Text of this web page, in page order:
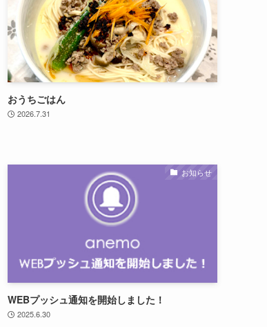
おうちごはん
2026.7.31
お知らせ
WEBプッシュ通知を開始しました！
2025.6.30